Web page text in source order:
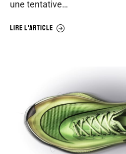
une tentative…
LIRE L'ARTICLE